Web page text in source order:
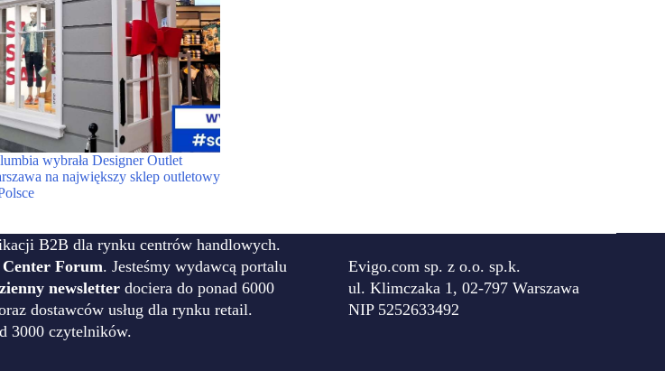
wybrała Designer Outlet
na największy sklep outletowy
B2B dla rynku centrów handlowych.
Forum. Jesteśmy wydawcą portalu
newsletter dociera do ponad 6000
dostawców usług dla rynku retail.
3000 czytelników.
Evigo.com sp. z o.o. sp.k.
ul. Klimczaka 1, 02-797 Warszawa
NIP 5252633492